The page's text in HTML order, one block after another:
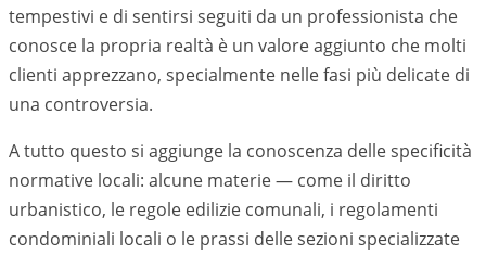
tempestivi e di sentirsi seguiti da un professionista che
conosce la propria realtà è un valore aggiunto che molti
clienti apprezzano, specialmente nelle fasi più delicate di
una controversia.
A tutto questo si aggiunge la conoscenza delle specificità
normative locali: alcune materie — come il diritto
urbanistico, le regole edilizie comunali, i regolamenti
condominiali locali o le prassi delle sezioni specializzate